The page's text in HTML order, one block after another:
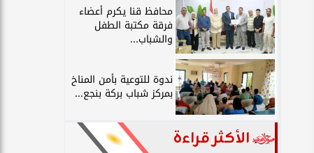
محافظ قنا يكرم أعضاء
فرقة مكتبة الطفل
والشباب...
ندوة للتوعية بأمن المناخ
بمركز شباب بركة بنجع...
الأكثر قراءة